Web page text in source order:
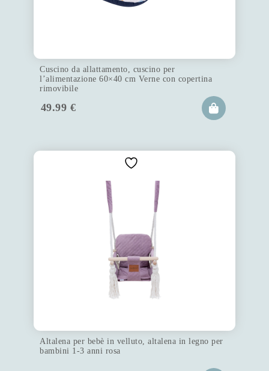
Cuscino da allattamento, cuscino per
l’alimentazione 60×40 cm Verne con copertina
rimovibile
49.99 €
Altalena per bebè in velluto, altalena in legno per
bambini 1-3 anni rosa